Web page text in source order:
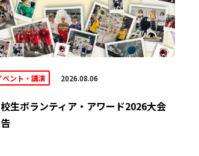
ベント・講演 2026.08.06
生ボランティア・アワード2026大会